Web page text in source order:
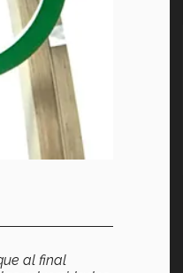
al final